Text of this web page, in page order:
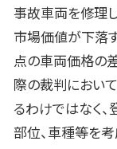
事故車両を修理
市場価値が下落
点の車両価格の
際の裁判におい
るわけではなく
部位、車種等を